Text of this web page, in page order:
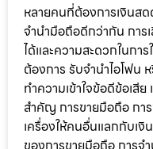
หลายคนที่ต้องการเงินส
จำนำมือถือดีกว่ากัน กา
ได้และความสะดวกในกา
ต้องการ รับจำนำไอโฟน
ทำความเข้าใจข้อดีข้อเสี
สำคัญ การขายมือถือ กา
เครื่องให้คนอื่นแลกกับเ